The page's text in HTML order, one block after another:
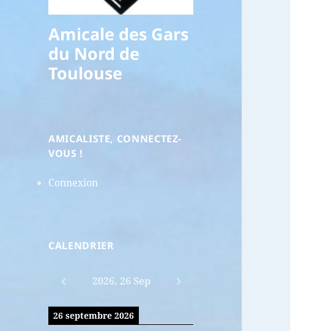
Amicale des Gars
du Nord de
Toulouse
AMICALISTE, CONNECTEZ-
VOUS !
Connexion
CALENDRIER
2026, 26 Sep
26 septembre 2026